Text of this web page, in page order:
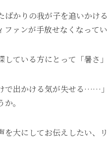
ばかりの我が子を追いかけ
ァンが手放せなくなってい
ている方にとって「暑さ
で出かける気が失せる……」
。
大にしてお伝えしたい、